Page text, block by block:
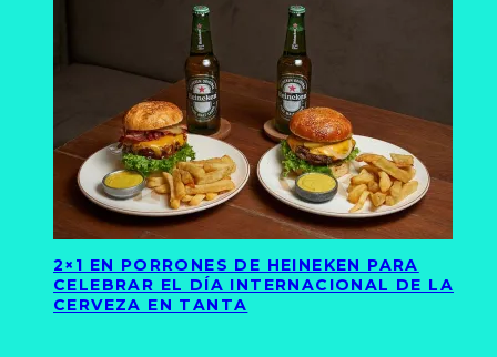
2×1 EN PORRONES DE HEINEKEN PARA
CELEBRAR EL DÍA INTERNACIONAL DE LA
CERVEZA EN TANTA